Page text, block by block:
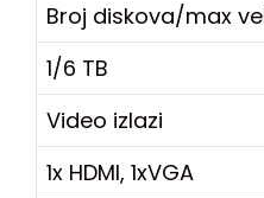
Broj diskova/max
1/6 TB
Video izlazi
1x HDMI, 1xVGA